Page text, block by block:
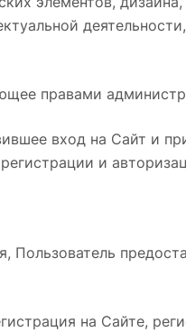
правами
вход на Сайт и
и
Пользователь
на Сайте,